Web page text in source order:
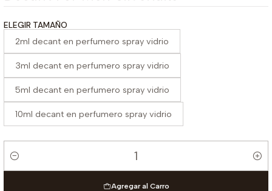
ELEGIR TAMAÑO
2ml decant en perfumero spray vidrio
3ml decant en perfumero spray vidrio
5ml decant en perfumero spray vidrio
10ml decant en perfumero spray vidrio
Cantidad
Agregar al Carro